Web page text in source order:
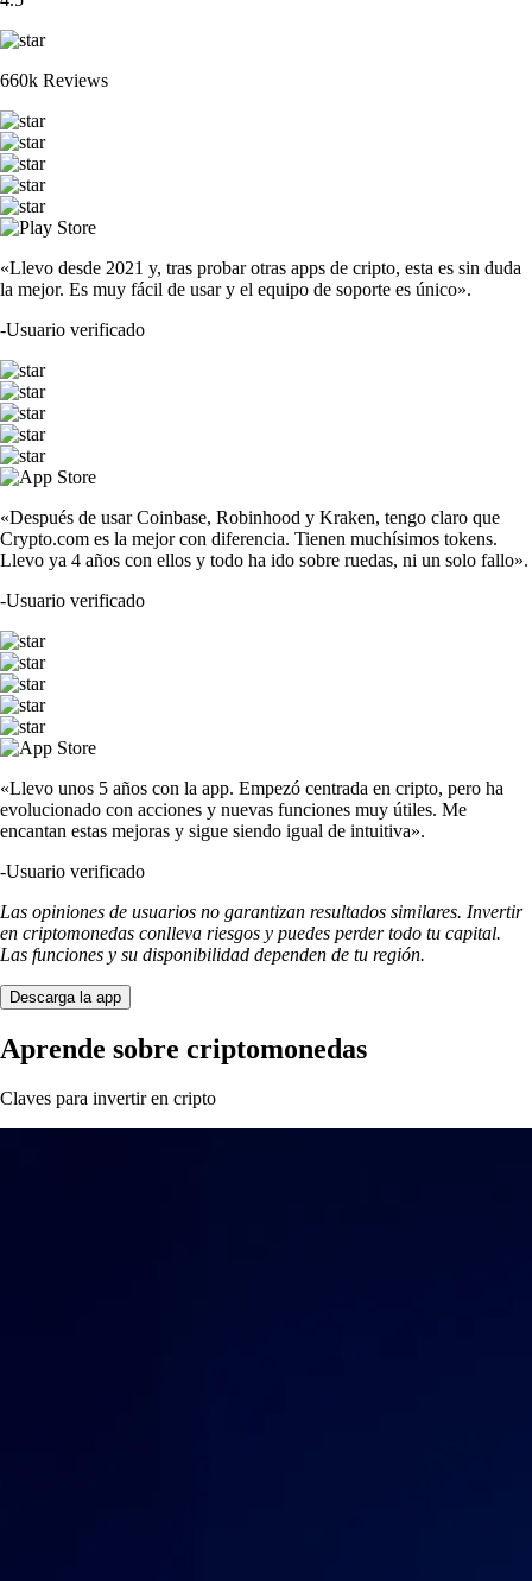
660k Reviews
«Llevo desde 2021 y, tras probar otras apps de cripto, esta es sin duda
la mejor. Es muy fácil de usar y el equipo de soporte es único».
-Usuario verificado
«Después de usar Coinbase, Robinhood y Kraken, tengo claro que
Crypto.com es la mejor con diferencia. Tienen muchísimos tokens.
Llevo ya 4 años con ellos y todo ha ido sobre ruedas, ni un solo fallo».
-Usuario verificado
«Llevo unos 5 años con la app. Empezó centrada en cripto, pero ha
evolucionado con acciones y nuevas funciones muy útiles. Me
encantan estas mejoras y sigue siendo igual de intuitiva».
-Usuario verificado
Las opiniones de usuarios no garantizan resultados similares. Invertir
en criptomonedas conlleva riesgos y puedes perder todo tu capital.
Las funciones y su disponibilidad dependen de tu región.
Descarga la app
Aprende sobre criptomonedas
Claves para invertir en cripto